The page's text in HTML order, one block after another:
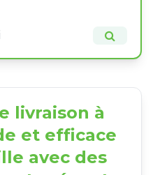
livraison à
et efficace
avec des